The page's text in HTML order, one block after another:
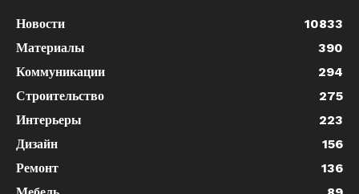
Новости
10833
Материалы
390
Коммуникации
294
Строительство
275
Интерьеры
223
Дизайн
156
Ремонт
136